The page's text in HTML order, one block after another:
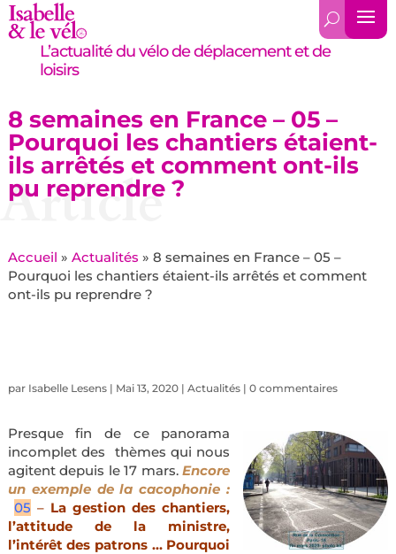
L’actualité du vélo de déplacement et de
loisirs
8 semaines en France – 05 –
Pourquoi les chantiers étaient-
ils arrêtés et comment ont-ils
pu reprendre ?
Article
Accueil » Actualités » 8 semaines en France – 05 –
Pourquoi les chantiers étaient-ils arrêtés et comment
ont-ils pu reprendre ?
par Isabelle Lesens| Mai 13, 2020| Actualités| 0 commentaires
Presque fin de ce panorama
incomplet des thèmes qui nous
agitent depuis le 17 mars.Encore
un exemple de la cacophonie :
05 – La gestion des chantiers,
l’attitude de la ministre,
l’intérêt des patrons … Pourquoi